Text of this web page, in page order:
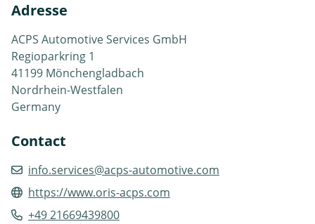
Adresse
ACPS Automotive Services GmbH
Regioparkring 1
41199 Mönchengladbach
Nordrhein-Westfalen
Germany
Contact
info.services@acps-automotive.com
https://www.oris-acps.com
+49 21669439800